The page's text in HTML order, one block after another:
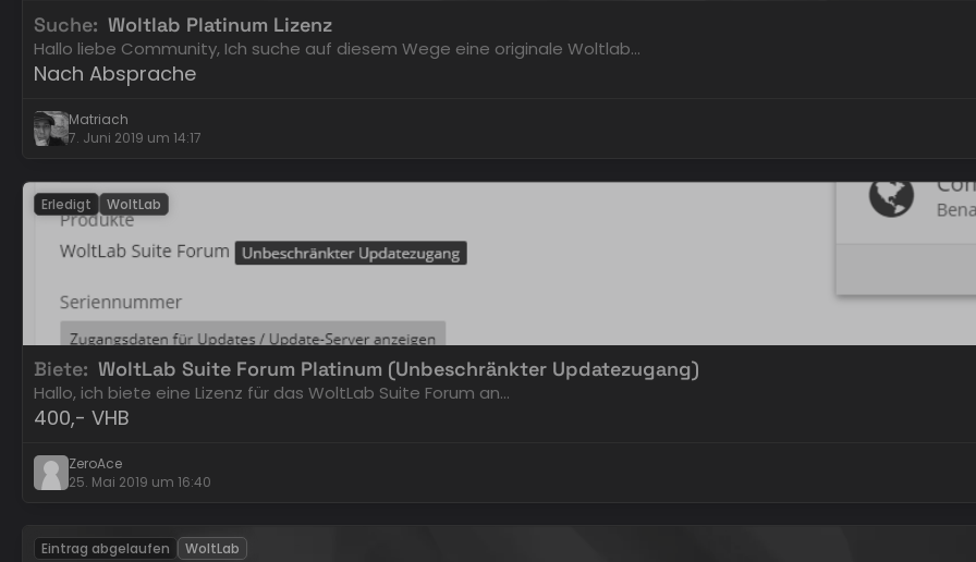
Suche Woltlab Platinum Lizenz
Hallo liebe Community, Ich suche auf diesem Wege eine originale Woltlab…
Nach Absprache
Matriach
7. Juni 2019 um 14:17
Erledigt WoltLab
Biete WoltLab Suite Forum Platinum (Unbeschränkter Updatezugang)
Hallo, ich biete eine Lizenz für das WoltLab Suite Forum an…
400,- VHB
ZeroAce
25. Mai 2019 um 16:40
Eintrag abgelaufen WoltLab